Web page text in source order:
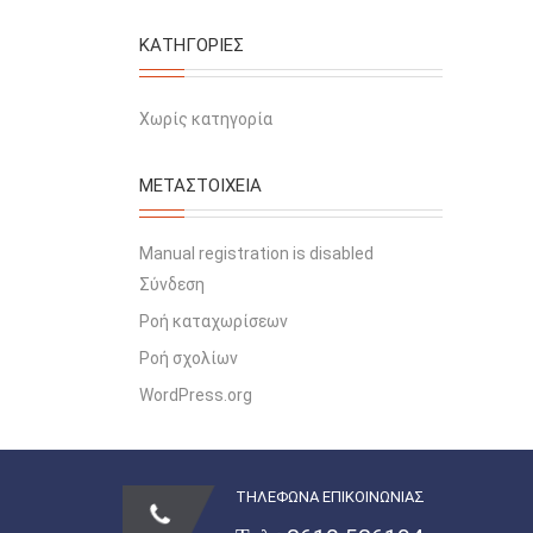
KΑΤΗΓΟΡΊΕΣ
Χωρίς κατηγορία
ΜΕΤΑΣΤΟΙΧΕΊΑ
Manual registration is disabled
Σύνδεση
Ροή καταχωρίσεων
Ροή σχολίων
WordPress.org
ΤΗΛΕΦΩΝΑ ΕΠΙΚΟΙΝΩΝΙΑΣ